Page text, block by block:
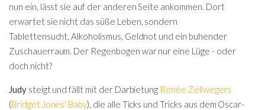
nun ein, lässt sie auf der anderen Seite ankommen. Dort
erwartet sie nicht das süße Leben, sondern
Tablettensucht, Alkoholismus, Geldnot und ein buhender
Zuschauerraum. Der Regenbogen war nur eine Lüge - oder
doch nicht?
Judysteigt und fällt mit der Darbietung Renée Zellwegers
(Bridget Jones' Baby), die alle Ticks und Tricks aus dem Oscar-